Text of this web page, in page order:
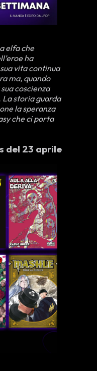
elfa che
ha
vita continua
ma, quando
coscienza
storia guarda
la speranza
che ci porta
del 23 aprile